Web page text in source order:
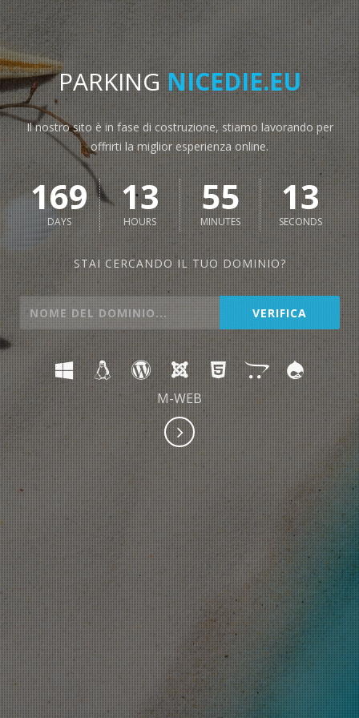
PARKINGNICEDIE.EU
Il nostro sito è in fase di costruzione, stiamo lavorando per
offrirti la miglior esperienza online.
169
DAYS
13
HOURS
55
MINUTES
13
SECONDS
STAI CERCANDO IL TUO DOMINIO?
M-WEB